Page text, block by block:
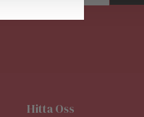
Hitta Oss